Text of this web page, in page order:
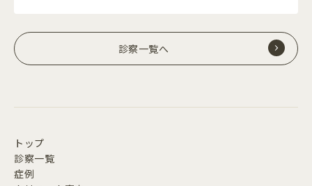
診察一覧へ
トップ
診察一覧
症例